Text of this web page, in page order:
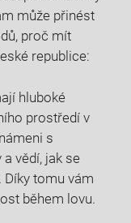
může přinést⁤
proč mít
republice:
hluboké⁣
prostředí v
s
vědí, jak se
​Díky tomu‌ vám
během lovu.